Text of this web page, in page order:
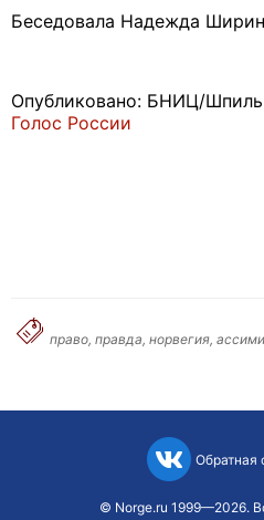
Беседовала Надежда
Опубликовано: БНИЦ/
Голос России
право, правда, норвегия,
Обратная
© Norge.ru 1999—2026.